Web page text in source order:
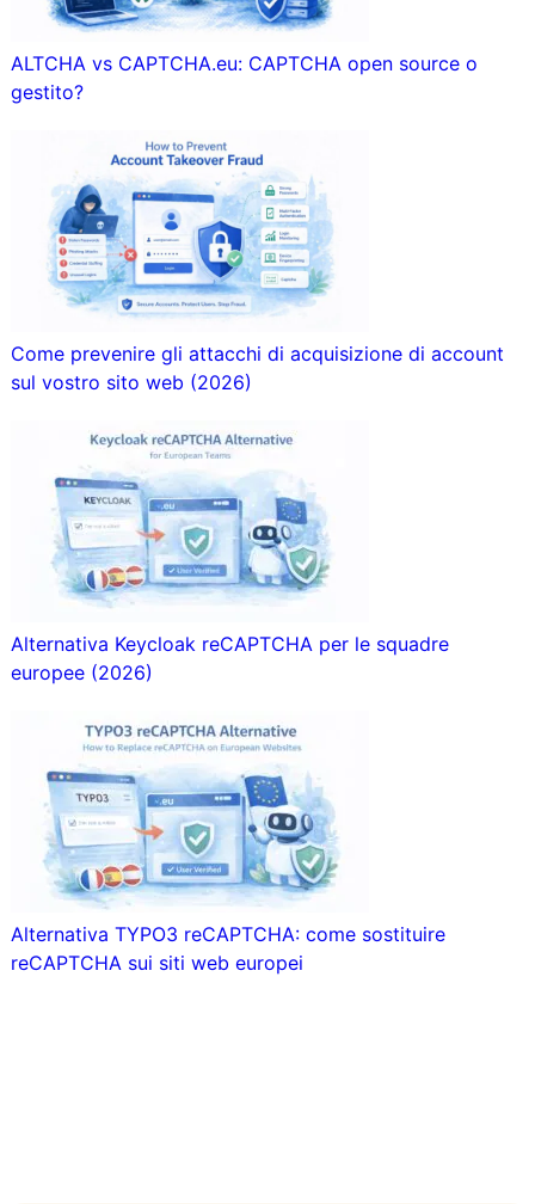
ALTCHA vs CAPTCHA.eu: CAPTCHA open source o
gestito?
Come prevenire gli attacchi di acquisizione di account
sul vostro sito web (2026)
Alternativa Keycloak reCAPTCHA per le squadre
europee (2026)
Alternativa TYPO3 reCAPTCHA: come sostituire
reCAPTCHA sui siti web europei